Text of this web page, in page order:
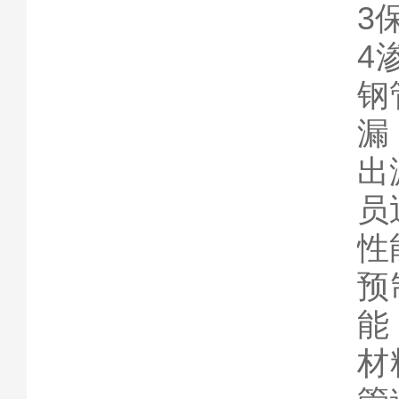
3
4
钢
漏
出
预
能
材